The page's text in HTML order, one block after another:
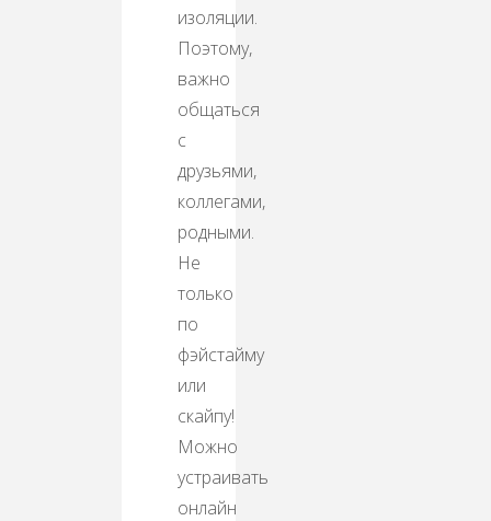
изоляции.
Поэтому,
важно
общаться
с
друзьями,
коллегами,
родными.
Не
только
по
фэйстайму
или
скайпу!
Можно
устраивать
онлайн